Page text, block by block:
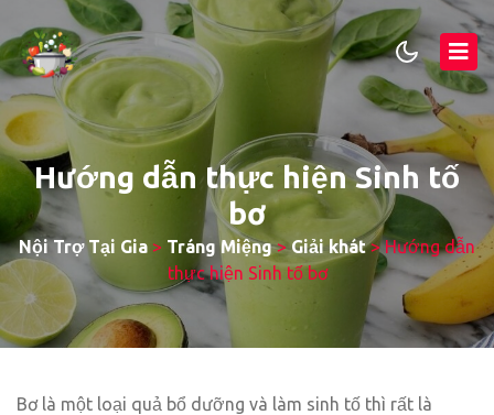
Hướng dẫn thực hiện Sinh tố
bơ
Nội Trợ Tại Gia > Tráng Miệng>Giải khát>Hướng dẫn
thực hiện Sinh tố bơ
Bơ là một loại quả bổ dưỡng và làm sinh tố thì rất là